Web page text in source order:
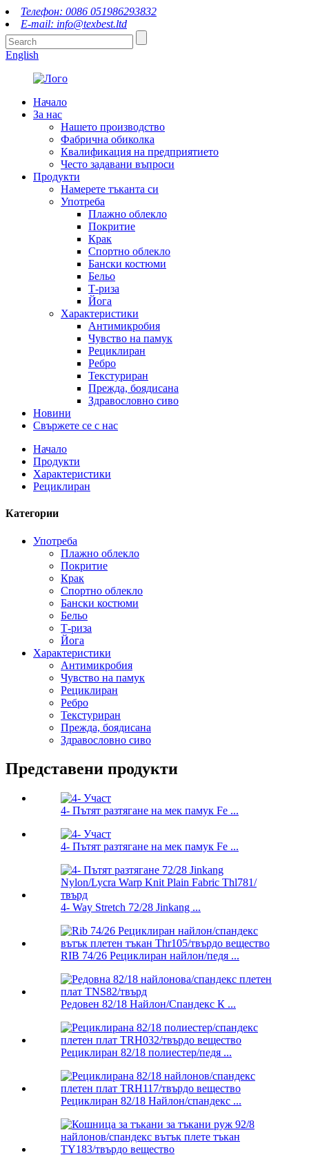
Телефон: 0086 051986293832
E-mail: info@texbest.ltd
English
Начало
За нас
Нашето производство
Фабрична обиколка
Квалификация на предприятието
Често задавани въпроси
Продукти
Намерете тъканта си
Употреба
Плажно облекло
Покритие
Крак
Спортно облекло
Бански костюми
Бельо
Т-риза
Йога
Характеристики
Антимикробия
Чувство на памук
Рециклиран
Ребро
Текстуриран
Прежда, боядисана
Здравословно сиво
Новини
Свържете се с нас
Начало
Продукти
Характеристики
Рециклиран
Категории
Употреба
Плажно облекло
Покритие
Крак
Спортно облекло
Бански костюми
Бельо
Т-риза
Йога
Характеристики
Антимикробия
Чувство на памук
Рециклиран
Ребро
Текстуриран
Прежда, боядисана
Здравословно сиво
Представени продукти
4- Пътят разтягане на мек памук Fe ...
4- Пътят разтягане на мек памук Fe ...
4- Way Stretch 72/28 Jinkang ...
RIB 74/26 Рециклиран найлон/педя ...
Редовен 82/18 Найлон/Спандекс К ...
Рециклиран 82/18 полиестер/педя ...
Рециклиран 82/18 Найлон/спандекс ...